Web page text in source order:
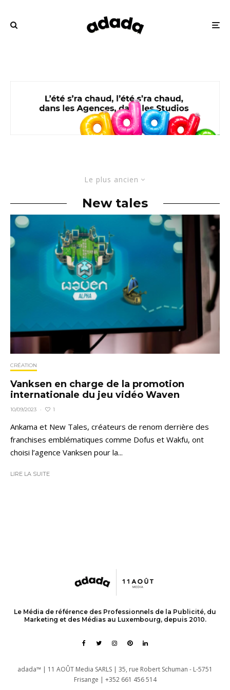
Le plus ancien
New tales
CRÉATION
Vanksen en charge de la promotion
internationale du jeu vidéo Waven
10/09/2023 · 1
Ankama et New Tales, créateurs de renom derrière des
franchises emblématiques comme Dofus et Wakfu, ont
choisi l’agence Vanksen pour la...
LIRE LA SUITE
Le Média de référence des Professionnels de la Publicité, du
Marketing et des Médias au Luxembourg, depuis 2010.
adada™ | 11 AOÛT Media SARLS | 35, rue Robert Schuman - L-5751
Frisange | +352 661 456 514